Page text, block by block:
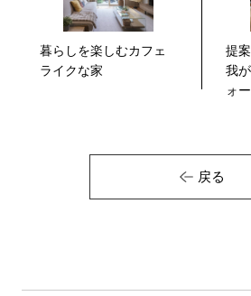
暮らしを楽しむカフェ
ライクな家
提
我
ォ
戻る